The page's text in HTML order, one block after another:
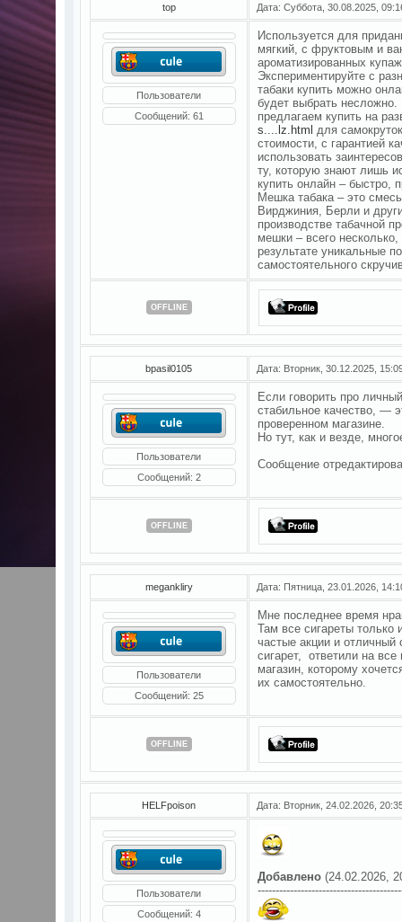
top Дата: Суббота, 30.08.2025,
Пользователи
Сообщений: 61
Используется для
мягкий, с фруктовым и
ароматизированных
Экспериментируйте с
табаки купить можно
будет выбрать
предлагаем купить на
s....lz.html для
стоимости, с гарантией
использовать
ту, которую знают лишь
купить онлайн – быстро,
Мешка табака – это
Вирджиния, Берли и
производстве табачной
мешки – всего
результате уникальные
самостоятельного
OFFLINE
bpasil0105 Дата: Вторник, 30.12.2025,
Пользователи
Сообщений: 2
Если говорить про
стабильное качество, —
проверенном магазине.
Но тут, как и везде,
Сообщение
OFFLINE
megankliry Дата: Пятница, 23.01.2026,
Пользователи
Сообщений: 25
Мне последнее время
Там все сигареты только
частые акции и отличный
сигарет, ответили на
магазин, которому
их самостоятельно.
OFFLINE
HELFpoison Дата: Вторник, 24.02.2026,
Пользователи
Сообщений: 4
Добавлено (24.02.2026,